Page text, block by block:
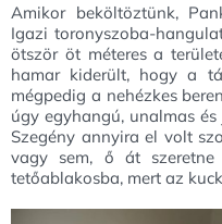
Amikor beköltöztünk,
Igazi toronyszoba-
ötször öt méteres a
hamar kiderült, hogy a
mégpedig a nehézkes
úgy egyhangú, unalmas
Szegény annyira el volt
vagy sem, ő át
tetőablakosba, mert az